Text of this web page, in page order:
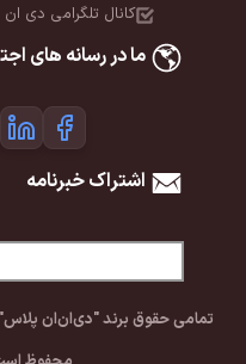
کانال تلگرامی دی
ما در رسانه های
اشتراک خبرنامه
تمامی حقوق برند "دی‌ان‌ان پلاس"